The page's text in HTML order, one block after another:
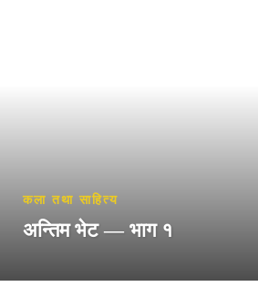
कला तथा साहित्य
अन्तिम भेट — भाग १